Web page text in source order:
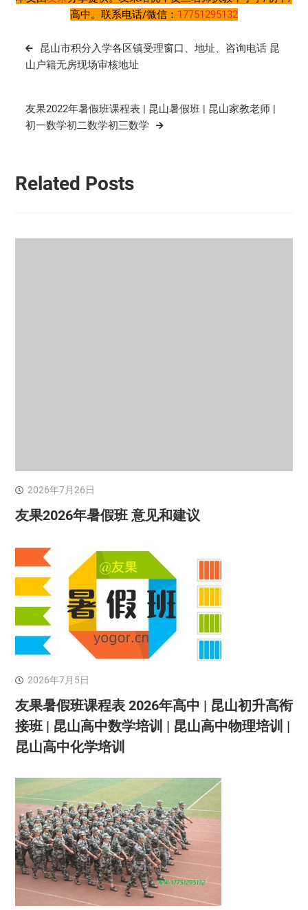
高中。联系电话/微信： 17751295132
文
章
航
昆山市积分入学各区镇受理窗口、地址、咨询电话 昆
山户籍无房现场审核地址
友果2022年暑假班课程表 | 昆山暑假班 | 昆山家教老师 |
初一数学初二数学初三数学
Related Posts
2026年7月26日
友果2026年暑假班 意见和建议
2026年7月5日
友果暑假班课程表 2026年高中 | 昆山初升高衔
接班 | 昆山高中数学培训 | 昆山高中物理培训 |
昆山高中化学培训